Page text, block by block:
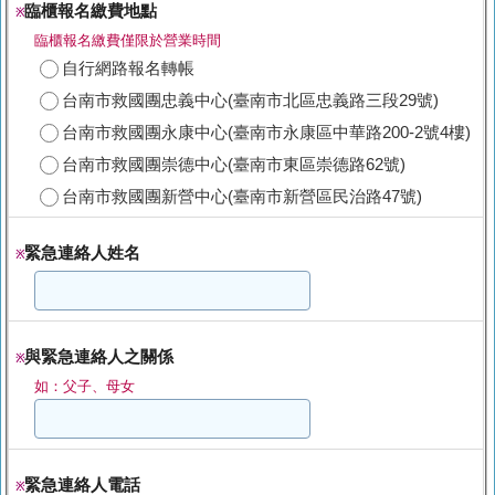
※臨櫃報名繳費地點
臨櫃報名繳費僅限於營業時間
自行網路報名轉帳
台南市救國團忠義中心(臺南市北區忠義路三段29號)
台南市救國團永康中心(臺南市永康區中華路200-2號4樓)
台南市救國團崇德中心(臺南市東區崇德路62號)
台南市救國團新營中心(臺南市新營區民治路47號)
※緊急連絡人姓名
※與緊急連絡人之關係
如：父子、母女
※緊急連絡人電話